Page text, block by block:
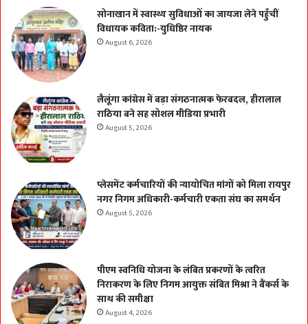
सोनाखान में स्वास्थ्य सुविधाओं का जायजा लेने पहुँचीं
विधायक कविता:-युधिष्ठिर नायक
August 6, 2026
लैलूंगा कांग्रेस में बड़ा संगठनात्मक फेरबदल, हीरालाल
राठिया बने सह सोशल मीडिया प्रभारी
August 5, 2026
प्लेसमेंट कर्मचारियों की न्यायोचित मांगों को मिला रायपुर
नगर निगम अधिकारी-कर्मचारी एकता संघ का समर्थन
August 5, 2026
पीएम स्वनिधि योजना के लंबित प्रकरणों के त्वरित
निराकरण के लिए निगम आयुक्त संबित मिश्रा ने बैंकर्स के
साथ की समीक्षा
August 4, 2026